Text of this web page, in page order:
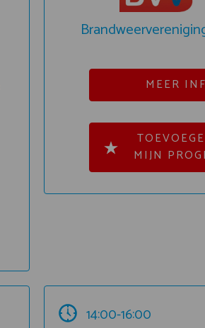
MEER
MIJN
14:00-16:00